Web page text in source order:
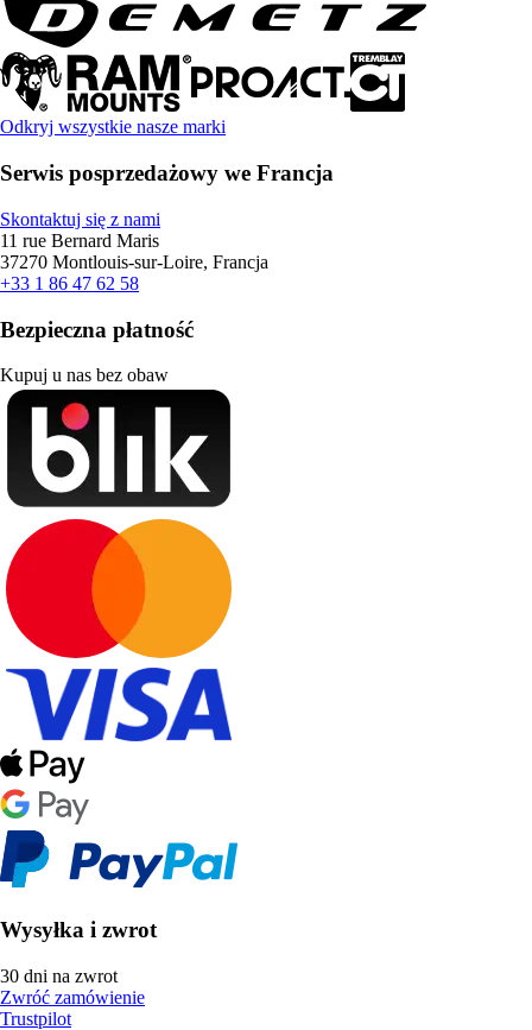
Odkryj wszystkie nasze marki
Serwis posprzedażowy we Francja
Skontaktuj się z nami
11 rue Bernard Maris
37270 Montlouis-sur-Loire, Francja
+33 1 86 47 62 58
Bezpieczna płatność
Kupuj u nas bez obaw
Wysyłka i zwrot
30 dni na zwrot
Zwróć zamówienie
Trustpilot